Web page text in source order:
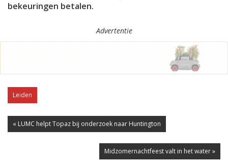
bekeuringen betalen.
Advertentie
Leiden
« LUMC helpt Topaz bij onderzoek naar Huntington
Midzomernachtfeest valt in het water »